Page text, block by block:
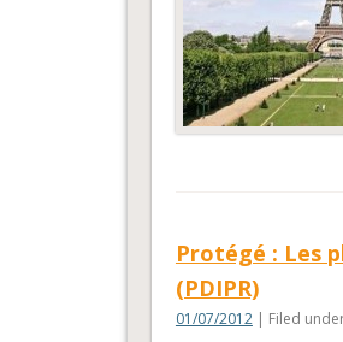
Protégé : Les
(PDIPR)
01/07/2012| Filed